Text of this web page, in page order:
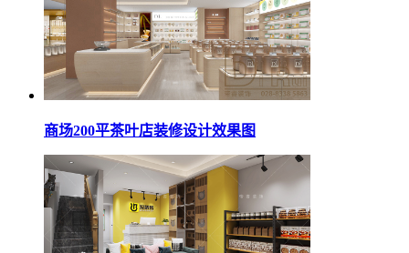
商场200平茶叶店装修设计效果图